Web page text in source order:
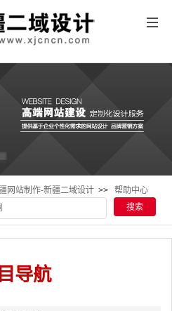
网站制作-新疆二域设计 >> 帮助中心
导航